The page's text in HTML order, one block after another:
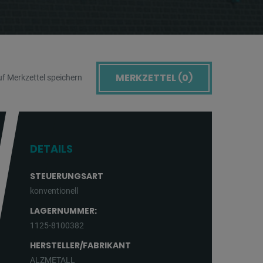
Merkzettel speichern MERKZETTEL (0)
DETAILS
STEUERUNGSART
konventionell
LAGERNUMMER:
1125-8100382
HERSTELLER/FABRIKANT
ALZMETALL